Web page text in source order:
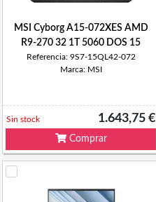
MSI Cyborg A15-072XES AMD
R9-270 32 1T 5060 DOS 15
Referencia: 9S7-15QL42-072
Marca: MSI
1.643,75 €
Sin stock
Comprar